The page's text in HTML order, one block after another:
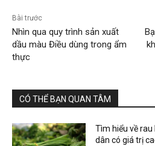
Bài trước
Nhìn qua quy trình sản xuất
dầu màu Điều dùng trong ẩm
thực
CÓ THỂ BẠN QUAN TÂM
Tìm hiểu về
dân có giá trị